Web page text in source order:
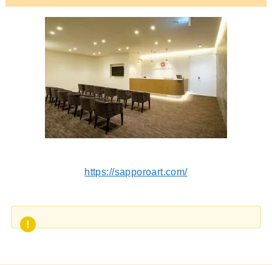
https://sapporoart.com/